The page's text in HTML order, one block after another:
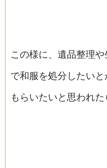
この様に、遺品整理や
で和服を処分したいと
もらいたいと思われた